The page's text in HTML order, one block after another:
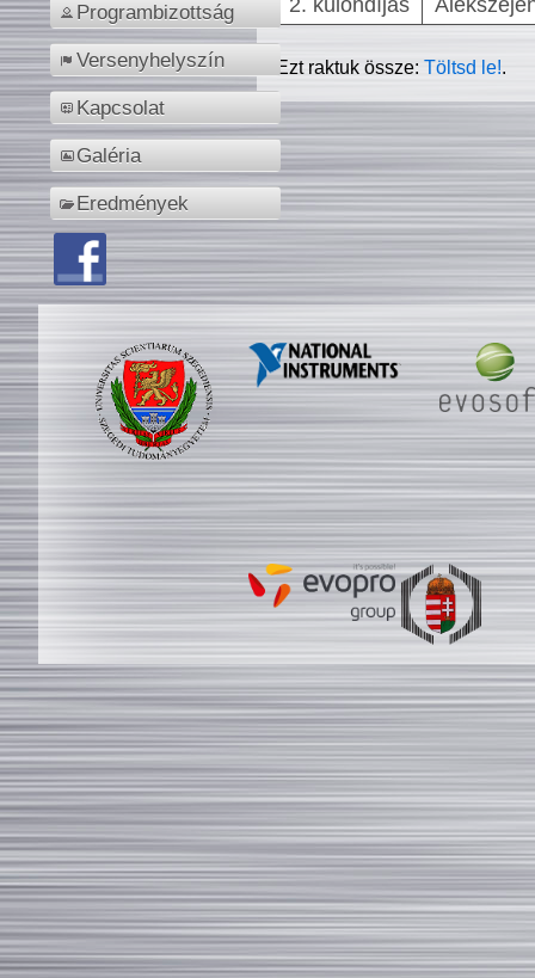
Programbizottság
Versenyhelyszín
Kapcsolat
Galéria
Eredmények
Ezt raktuk össze:Töltsd le!.